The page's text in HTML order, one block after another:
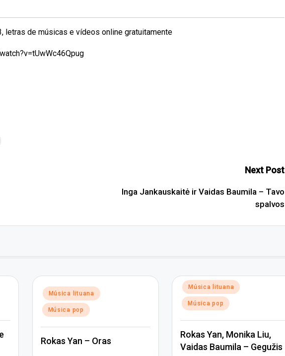
letras de músicas e vídeos online gratuitamente
Next Post
Inga Jankauskaitė ir Vaidas Baumila – Tavo
spalvos
Posted
in
Música lituana
Música pop
Rokas Yan – Oras
Posted
in
Música lituana
Música pop
Rokas Yan, Monika Liu,
Vaidas Baumila – Gegužis